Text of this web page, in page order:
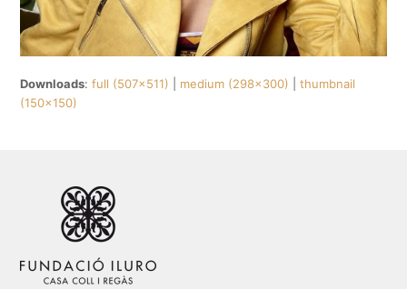
Downloads:full (507x511) medium (298x300) |thumbnail
(150x150)